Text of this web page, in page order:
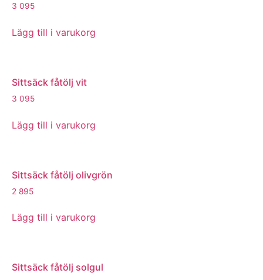
3 095
Lägg till i varukorg
Sittsäck fåtölj vit
3 095
Lägg till i varukorg
Sittsäck fåtölj olivgrön
2 895
Lägg till i varukorg
Sittsäck fåtölj solgul